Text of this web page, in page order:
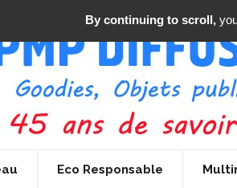
Eco Responsable
By continuing to scroll,